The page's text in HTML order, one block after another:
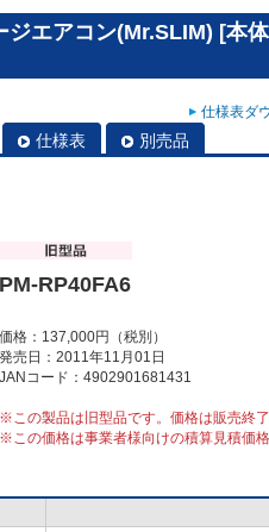
ジエアコン(Mr.SLIM) [本
仕様表ダ
仕様表 別売品
PM-RP40FA6
価格：137,000円（税別）
発売日：2011年11月01日
JANコード：4902901681431
※この製品は旧型品です。価格は販売終
※この価格は事業者様向けの積算見積価